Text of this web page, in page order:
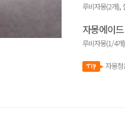
루비자몽(2개),
자몽에이
루비자몽(1/4개
자몽청